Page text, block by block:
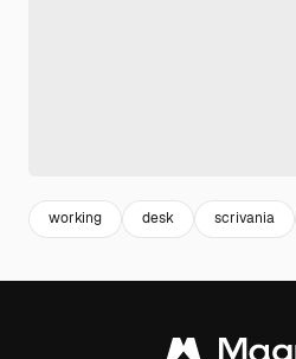
working desk scrivania